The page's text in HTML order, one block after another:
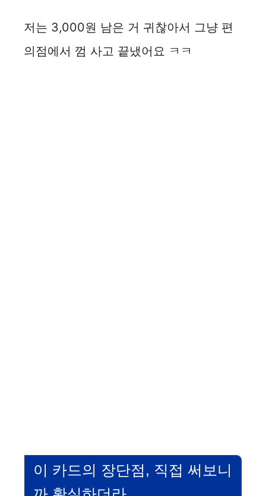
저는 3,000원 남은 거 귀찮아서 그냥 편
의점에서 껌 사고 끝냈어요 ㅋㅋ
이 카드의 장단점, 직접 써보니